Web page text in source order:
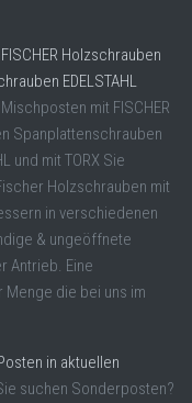
FISCHER Holzschrauben
EDELSTAHL
Mischposten mit FISCHER
Spanplattenschrauben
und mit TORX Sie
Holzschrauben mit
in verschiedenen
& ungeöffnete
Antrieb. Eine
die bei uns im
in aktuellen
suchen Sonderposten?